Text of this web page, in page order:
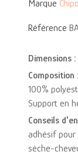
Marque
Référence
Dimensions :
Composition :
100%
Support en
Conseils
adhésif pour
sèche-